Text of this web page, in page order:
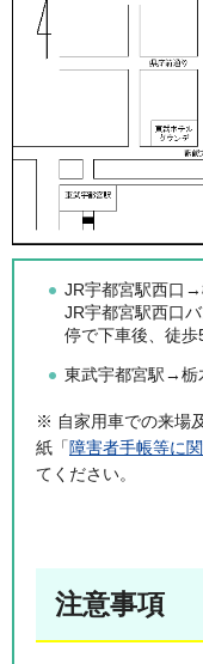
JR宇都宮駅西口
JR宇都宮駅西口
停で下車後、徒歩
東武宇都宮駅→栃
※ 自家用車での来場
紙「障害者手帳等に
てください。
注意事項